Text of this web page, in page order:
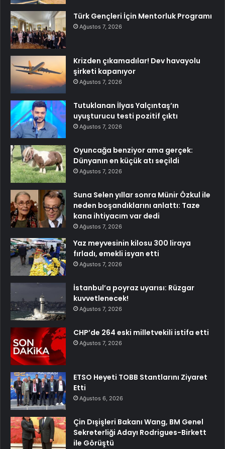
Türk Gençleri İçin Mentorluk Programı
Ağustos 7, 2026
Krizden çıkamadılar! Dev havayolu
şirketi kapanıyor
Ağustos 7, 2026
Tutuklanan İlyas Yalçıntaş’ın
uyuşturucu testi pozitif çıktı
Ağustos 7, 2026
Oyuncağa benziyor ama gerçek:
Dünyanın en küçük atı seçildi
Ağustos 7, 2026
Suna Selen yıllar sonra Münir Özkul ile
neden boşandıklarını anlattı: Taze
kana ihtiyacım var dedi
Ağustos 7, 2026
Yaz meyvesinin kilosu 300 liraya
fırladı, emekli isyan etti
Ağustos 7, 2026
İstanbul’a poyraz uyarısı: Rüzgar
kuvvetlenecek!
Ağustos 7, 2026
CHP’de 264 eski milletvekili istifa etti
Ağustos 7, 2026
ETSO Heyeti TOBB Stantlarını Ziyaret
Etti
Ağustos 6, 2026
Çin Dışişleri Bakanı Wang, BM Genel
Sekreterliği Adayı Rodrigues-Birkett
ile Görüştü